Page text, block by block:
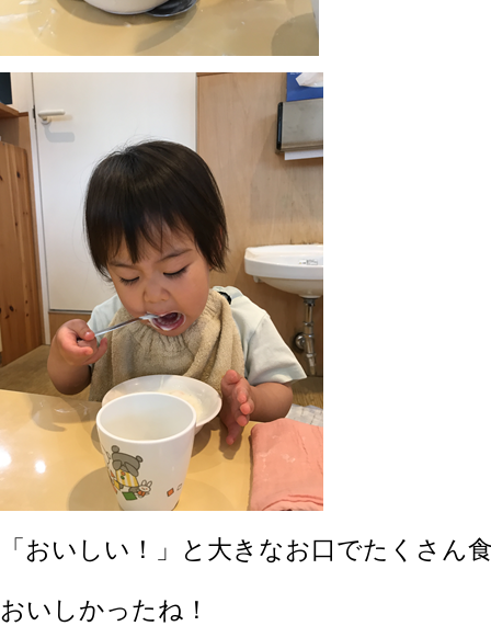
「おいしい！」と大きなお口でたくさん
おいしかったね！